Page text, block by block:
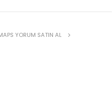
YORUM SATIN AL